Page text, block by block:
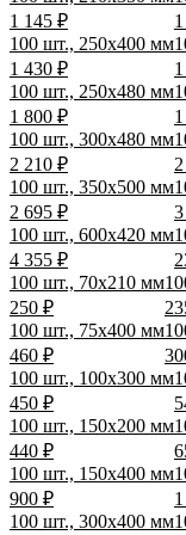
1 145 ₽
100 шт., 250x400 мм
1 430 ₽
100 шт., 250x480 мм
1 800 ₽
100 шт., 300x480 мм
2 210 ₽
100 шт., 350x500 мм
2 695 ₽
100 шт., 600x420 мм
4 355 ₽
100 шт., 70x210 мм
250 ₽
100 шт., 75x400 мм
460 ₽
100 шт., 100x300 мм
450 ₽
100 шт., 150x200 мм
440 ₽
100 шт., 150x400 мм
900 ₽
100 шт., 300x400 мм